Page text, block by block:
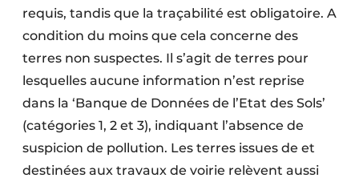
requis, tandis que la traçabilité est obligatoire. A
condition du moins que cela concerne des
terres non suspectes. Il s’agit de terres pour
lesquelles aucune information n’est reprise
dans la ‘Banque de Données de l’Etat des Sols’
(catégories 1, 2 et 3), indiquant l’absence de
suspicion de pollution. Les terres issues de et
destinées aux travaux de voirie relèvent aussi